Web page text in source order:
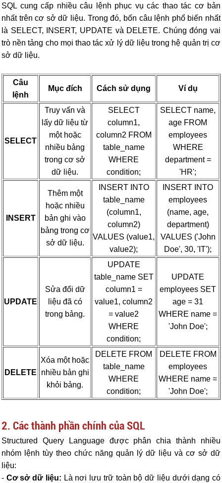
SQL cung cấp nhiều câu lệnh phục vụ các thao tác cơ bản
nhất trên cơ sở dữ liệu. Trong đó, bốn câu lệnh phổ biến nhất
là SELECT, INSERT, UPDATE và DELETE. Chúng đóng vai
trò nền tảng cho mọi thao tác xử lý dữ liệu trong hệ quản trị cơ
sở dữ liệu.
Câu
lệnh
Mục đích Cách sử dụng Ví dụ
SELECT
Truy vấn và
lấy dữ liệu từ
một hoặc
nhiều bảng
trong cơ sở
dữ liệu.
SELECT
column1,
column2 FROM
table_name
WHERE
condition;
SELECT name,
age FROM
employees
WHERE
department =
'HR';
INSERT
Thêm một
hoặc nhiều
bản ghi vào
bảng trong cơ
sở dữ liệu.
INSERT INTO
table_name
(column1,
column2)
VALUES (value1,
value2);
INSERT INTO
employees
(name, age,
department)
VALUES ('John
Doe', 30, 'IT');
UPDATE
Sửa đổi dữ
liệu đã có
trong bảng.
UPDATE
table_name SET
column1 =
value1, column2
= value2
WHERE
condition;
UPDATE
employees SET
age = 31
WHERE name =
'John Doe';
DELETE
Xóa một hoặc
nhiều bản ghi
khỏi bảng.
DELETE FROM
table_name
WHERE
condition;
DELETE FROM
employees
WHERE name =
'John Doe';
2. Các thành phần chính của SQL
Structured Query Language được phân chia thành nhiều
nhóm lệnh tùy theo chức năng quản lý dữ liệu và cơ sở dữ
liệu:
- Cơ sở dữ liệu: Là nơi lưu trữ toàn bộ dữ liệu dưới dạng có